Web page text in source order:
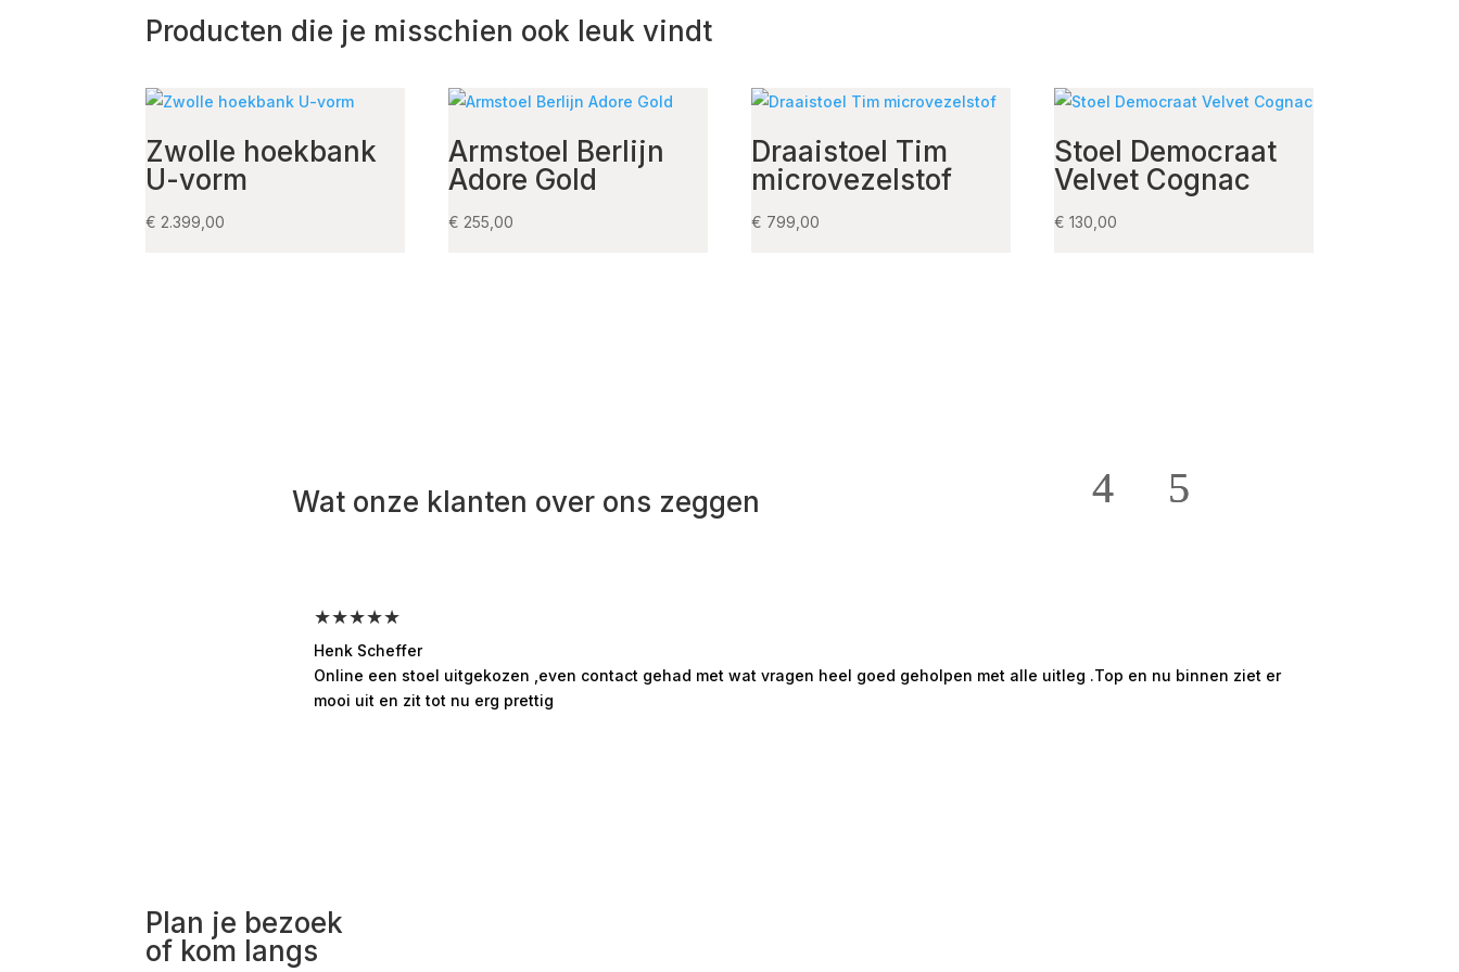
Producten die je misschien ook leuk vindt
Zwolle hoekbank
U-vorm
€ 2.399,00
Armstoel Berlijn
Adore Gold
€ 255,00
Draaistoel Tim
microvezelstof
€ 799,00
Stoel Democraat
Velvet Cognac
€ 130,00
Wat onze klanten over ons zeggen
★★★★★
Henk Scheffer
Online een stoel uitgekozen ,even contact gehad met wat vragen heel goed geholpen met alle uitleg .Top en nu binnen ziet er
mooi uit en zit tot nu erg prettig
Plan je bezoek
of kom langs